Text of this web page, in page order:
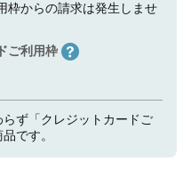
枠からの請求は発生しませ
ご利用枠
ず「クレジットカードご
です。